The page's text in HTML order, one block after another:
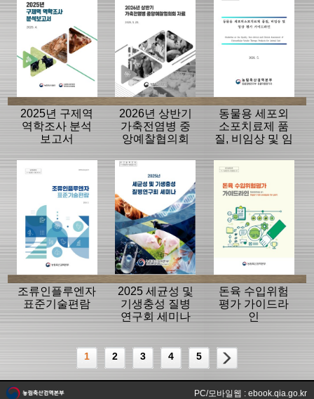
2025년 구제역
역학조사 분석
보고서
2026년 상반기
가축전염병 중
앙예찰협의회
동물용 세포외
소포치료제 품
질, 비임상 및 임
라인
조류인플루엔자
표준기술편람
2025 세균성 및
기생충성 질병
연구회 세미나
돈육 수입위험
평가 가이드라
인
1 2 3 4 5
PC/모바일웹 : ebook.qia.go.kr